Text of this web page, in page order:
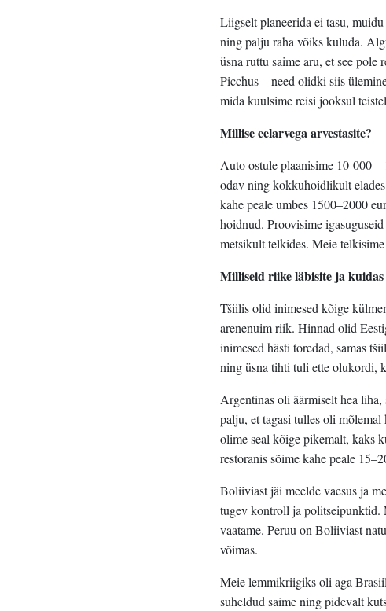
Liigselt planeerida ei tasu,
ning palju raha võiks kuluda.
üsna ruttu saime aru, et see
Picchus – need olidki siis
mida kuulsime reisi jooksul
Millise eelarvega arvestasite?
Auto ostule plaanisime 10 000 –
odav ning kokkuhoidlikult
kahe peale umbes 1500–2000
hoidnud. Proovisime
metsikult telkides. Meie
Milliseid riike läbisite ja kuidas
Tšiilis olid inimesed kõige
arenenuim riik. Hinnad olid
inimesed hästi toredad, samas
ning üsna tihti tuli ette olukordi,
Argentinas oli äärmiselt hea
palju, et tagasi tulles oli
olime seal kõige pikemalt, kaks
restoranis sõime kahe peale
Boliiviast jäi meelde vaesus ja
tugev kontroll ja politseipunktid.
vaatame. Peruu on Boliiviast
võimas.
Meie lemmikriigiks oli aga
suheldud saime ning pidevalt